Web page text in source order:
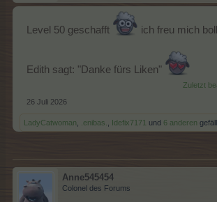
Level 50 geschafft ich freu mich
Edith sagt: "Danke fürs Liken"
Zuletzt
26 Juli 2026
LadyCatwoman .enibas. Idefix7171 und 6 anderen
Anne545454
Colonel des Forums